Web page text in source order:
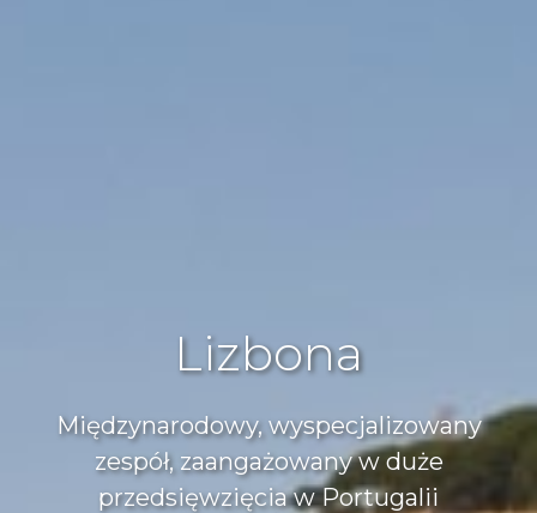
Lizbona
Międzynarodowy, wyspecjalizowany
zespół, zaangażowany w duże
przedsięwzięcia w Portugalii